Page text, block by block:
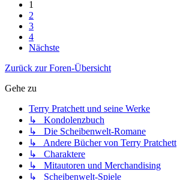
1
2
3
4
Nächste
Zurück zur Foren-Übersicht
Gehe zu
Terry Pratchett und seine Werke
↳ Kondolenzbuch
↳ Die Scheibenwelt-Romane
↳ Andere Bücher von Terry Pratchett
↳ Charaktere
↳ Mitautoren und Merchandising
↳ Scheibenwelt-Spiele